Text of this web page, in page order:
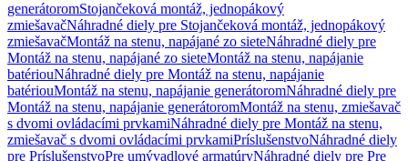
generátoromStojančeková montáž, jednopákový
zmiešavačNáhradné diely pre Stojančeková montáž, jednopákový
zmiešavačMontáž na stenu, napájané zo sieteNáhradné diely pre
Montáž na stenu, napájané zo sieteMontáž na stenu, napájanie
batériouNáhradné diely pre Montáž na stenu, napájanie
batériouMontáž na stenu, napájanie generátoromNáhradné diely pre
Montáž na stenu, napájanie generátoromMontáž na stenu, zmiešavač
s dvomi ovládacími prvkamiNáhradné diely pre Montáž na stenu,
zmiešavač s dvomi ovládacími prvkamiPríslušenstvoNáhradné diely
pre PríslušenstvoPre umývadlové armatúryNáhradné diely pre Pre